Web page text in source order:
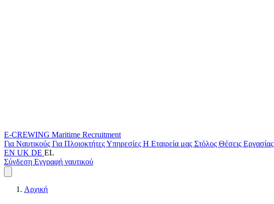
E-CREWING Maritime Recruitment
Για Ναυτικούς Για ΠλοιοκτήτεςΥπηρεσίες Η Εταιρεία μας Στόλος Θέσεις Εργασίας
EN UK DE EL
Σύνδεση Εγγραφή ναυτικού
Αρχική